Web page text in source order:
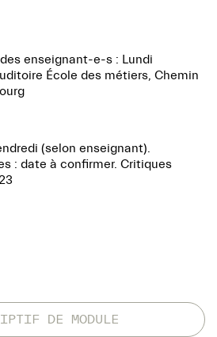
enseignant-e-s : Lundi
École des métiers, Chemin
(selon enseignant).
: date à confirmer. Critiques
DE MODULE